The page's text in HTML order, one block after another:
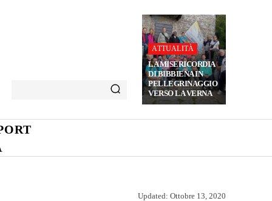
ATTUALITÀ
LA MISERICORDIA
DI BIBBIENA IN
PELLEGRINAGGIO
VERSO LA VERNA
Updated: Ottobre 13, 2020